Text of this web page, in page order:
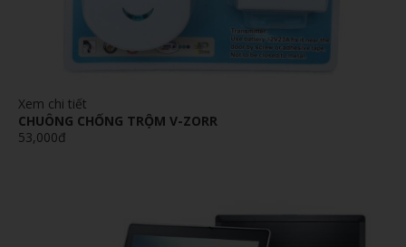
Xem chi tiết
CHUÔNG CHỐNG TRỘM V-ZORR
53,000đ